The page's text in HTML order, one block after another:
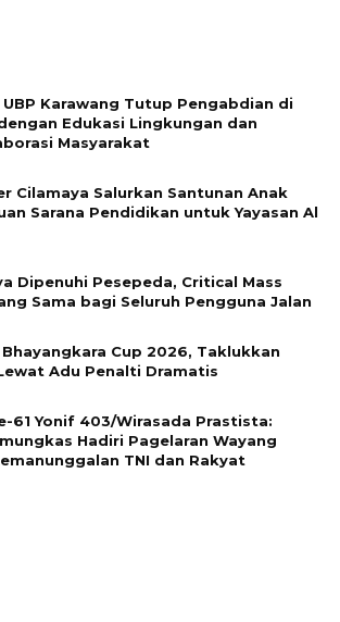
UBP Karawang Tutup Pengabdian di
Edukasi Lingkungan dan
Masyarakat
Cilamaya Salurkan Santunan Anak
Sarana Pendidikan untuk Yayasan Al
Dipenuhi Pesepeda, Critical Mass
Sama bagi Seluruh Pengguna Jalan
Bhayangkara Cup 2026, Taklukkan
Adu Penalti Dramatis
61 Yonif 403/Wirasada Prastista:
Hadiri Pagelaran Wayang
TNI dan Rakyat